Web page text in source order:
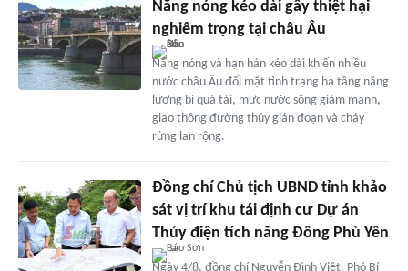
Nắng nóng kéo dài gây thiệt hại
nghiêm trọng tại châu Âu
Nắng nóng và hạn hán kéo dài khiến nhiều
nước châu Âu đối mặt tình trạng hạ tầng năng
lượng bị quá tải, mực nước sông giảm mạnh,
giao thông đường thủy gián đoạn và cháy
rừng lan rộng.
Đồng chí Chủ tịch UBND tỉnh khảo
sát vị trí khu tái định cư Dự án
Thủy điện tích năng Đông Phù Yên
Ngày 4/8, đồng chí Nguyễn Đình Việt, Phó Bí